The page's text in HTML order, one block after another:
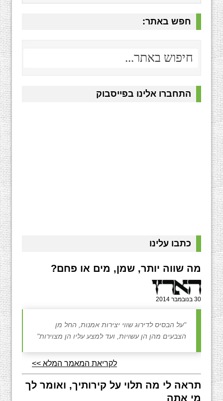
חפש באתר:
התחברו אלינו בפייסבוק
כתבו עלינו
מה שווה יותר, שמן, מים או פחם?
30 בנובמבר 2014
"על הבסיס לדירוג שווי יצירות אמנות, החל מן
הצבעים מהן הן עשויות, ועד למצע עליו הן מצוירות"
לקריאת המאמר המלא >>
תראה לי מה תלוי על קירותיך, ואומר לך
מי אתה